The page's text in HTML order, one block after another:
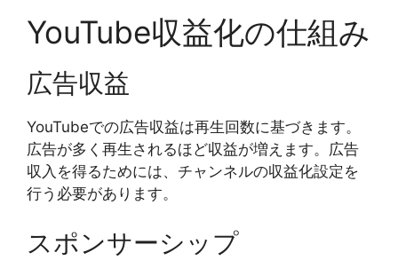
YouTube収益化の仕組み
広告収益
YouTubeでの広告収益は再生回数に基づきます。
広告が多く再生されるほど収益が増えます。広告
収入を得るためには、チャンネルの収益化設定を
行う必要があります。
スポンサーシップ